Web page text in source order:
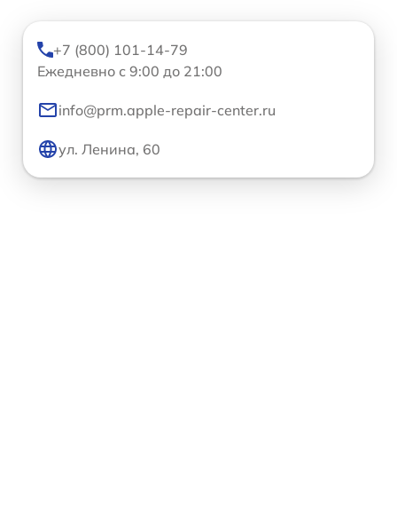
+7 (800) 101-14-79
Ежедневно с 9:00 до 21:00
info@prm.apple-repair-center.ru
ул. Ленина, 60